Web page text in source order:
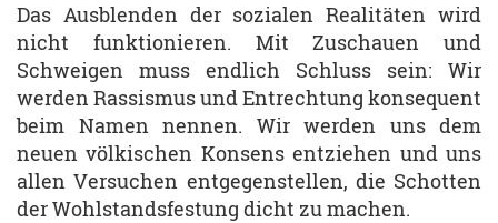
Das Ausblenden der sozialen Realitäten wird
nicht funktionieren. Mit Zuschauen und
Schweigen muss endlich Schluss sein: Wir
werden Rassismus und Entrechtung konsequent
beim Namen nennen. Wir werden uns dem
neuen völkischen Konsens entziehen und uns
allen Versuchen entgegenstellen, die Schotten
der Wohlstandsfestung dicht zu machen.